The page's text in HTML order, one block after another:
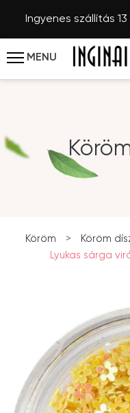
Ingyenes szállítás
MENU
Köröm > Köröm
Lyukas sárga